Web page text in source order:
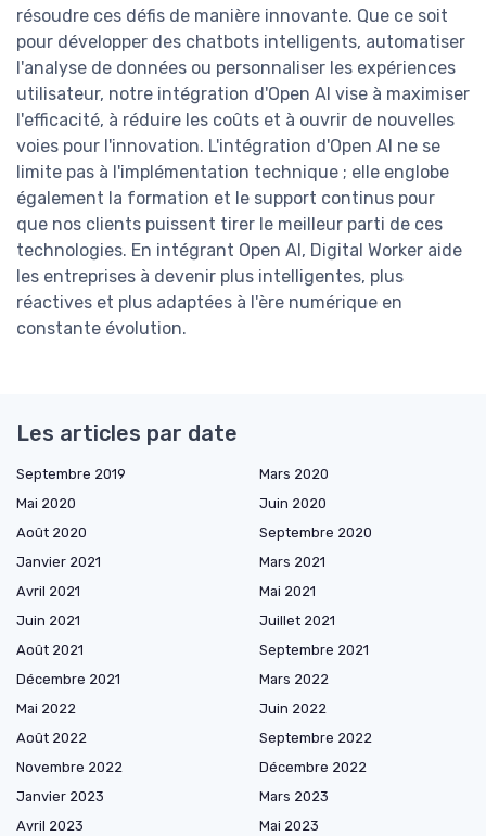
résoudre ces défis de manière innovante. Que ce soit
pour développer des chatbots intelligents, automatiser
l'analyse de données ou personnaliser les expériences
utilisateur, notre intégration d'Open AI vise à maximiser
l'efficacité, à réduire les coûts et à ouvrir de nouvelles
voies pour l'innovation. L'intégration d'Open AI ne se
limite pas à l'implémentation technique ; elle englobe
également la formation et le support continus pour
que nos clients puissent tirer le meilleur parti de ces
technologies. En intégrant Open AI, Digital Worker aide
les entreprises à devenir plus intelligentes, plus
réactives et plus adaptées à l'ère numérique en
constante évolution.
Les articles par date
Septembre 2019
Mars 2020
Mai 2020
Juin 2020
Août 2020
Septembre 2020
Janvier 2021
Mars 2021
Avril 2021
Mai 2021
Juin 2021
Juillet 2021
Août 2021
Septembre 2021
Décembre 2021
Mars 2022
Mai 2022
Juin 2022
Août 2022
Septembre 2022
Novembre 2022
Décembre 2022
Janvier 2023
Mars 2023
Avril 2023
Mai 2023